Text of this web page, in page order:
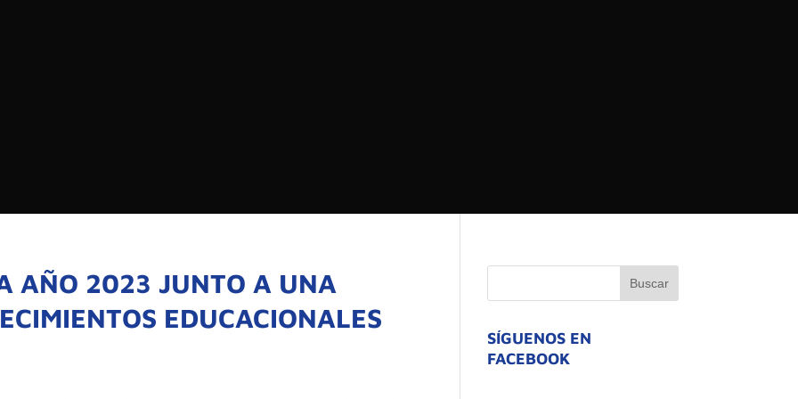
AÑO 2023 JUNTO A UNA
EDUCACIONALES
SÍGUENOS EN
FACEBOOK